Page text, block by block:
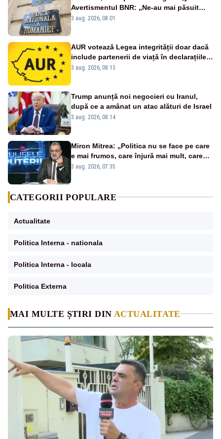
MAI MULTE ȘTIRI DIN ACTUALITATE
Avertismentul BNR: „Ne-au mai păsuit
pentru câteva luni”
3 aug. 2026, 08:01
AUR votează Legea integrității doar dacă
include partenerii de viață în declarațiile
de avere și interese, așa cum a anunțat
trebuie să plece din funcție: fără excepții!
3 aug. 2026, 08:13
Trump anunță noi negocieri cu Iranul,
după ce a amânat un atac alături de Israel
3 aug. 2026, 08:14
Miron Mitrea: „Politica nu se face pe care
e mai frumos, care înjură mai mult, care
țipă mai tare, ci pe proiecte”
3 aug. 2026, 07:35
CATEGORII POPULARE
Actualitate
Politica Interna - nationala
Politica Interna - locala
Politica Externa